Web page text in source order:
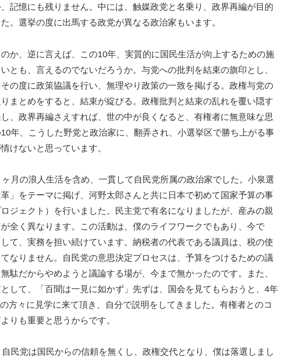
記憶にも残りません。中には、触媒政党と名乗り、政界再編が目的
。選挙の度に出馬する政党が異なる政治家もいます。
か、逆に言えば、この10年、実質的に国民生活が向上するための施
とも、言えるのでないだろうか。与党への批判を結束の旗印とし、
の度に政策協議を行い、無理やり政策の一致を掲げる。政権与党の
まとめをすると、結束が綻びる。政権批判と結束の乱れを覆い隠す
、政界再編さえすれば、世の中が良くなると、有権者に無意味な思
年、こうした野党と政治家に、翻弄され、小選挙区で勝ち上がる事
けないと思っています。
月の浪人生活を含め、一貫して自民党所属の政治家でした。小泉選
」をテーマに掲げ、河野太郎さんと共に日本で初めて国家予算の事
ジェクト）を行いました。民主党で有名になりましたが、産みの親
全く異なります。この活動は、僕のライフワークでもあり、今で
て、実務を担い続けています。納税者の代表である議員は、税の使
なりません。自民党の意思決定プロセスは、予算をつけるための議
駄だからやめようと議論する場が、今まで無かったのです。また、
して、「百聞は一見に如かず」先ずは、国会を見てもらおうと、4年
方々に見学に来て頂き、自分で説明をしてきました。有権者とのコ
りも重要と思うからです。
民党は国民からの信頼を無くし、政権交代となり、僕は落選しまし